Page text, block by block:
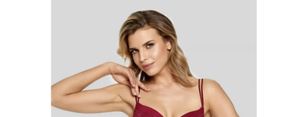
hvězdiček.